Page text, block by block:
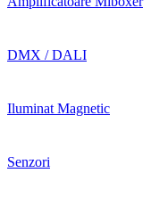
DMX / DALI
Iluminat Magnetic
Senzori